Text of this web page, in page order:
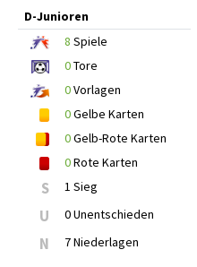
D-Junioren
8 Spiele
0Tore
0Vorlagen
0Gelbe Karten
0Gelb-Rote Karten
0Rote Karten
S 1 Sieg
U 0 Unentschieden
N 7 Niederlagen